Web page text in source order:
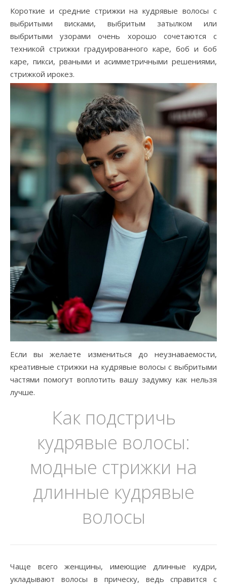
Короткие и средние стрижки на кудрявые волосы с
выбритыми висками, выбритым затылком или
выбритыми узорами очень хорошо сочетаются с
техникой стрижки градуированного каре, боб и боб
каре, пикси, рваными и асимметричными решениями,
стрижкой ирокез.
Если вы желаете измениться до неузнаваемости,
креативные стрижки на кудрявые волосы с выбритыми
частями помогут воплотить вашу задумку как нельзя
лучше.
Как подстричь
кудрявые волосы:
модные стрижки на
длинные кудрявые
волосы
Чаще всего женщины, имеющие длинные кудри,
укладывают волосы в прическу, ведь справится с